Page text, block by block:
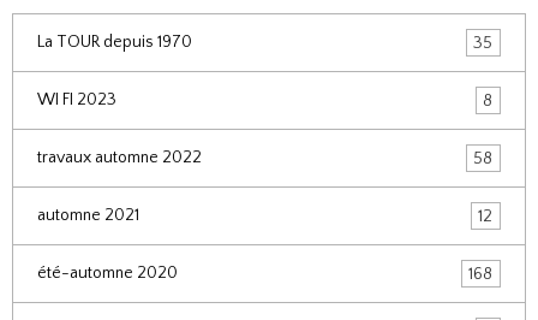
La TOUR depuis 1970 35
WI FI 2023 8
travaux automne 2022 58
automne 2021 12
été-automne 2020 168